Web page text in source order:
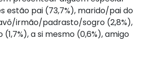
estão pai (73,7%), marido/pai do
irmão/padrasto/sogro (2,8%),
a si mesmo (0,6%), amigo